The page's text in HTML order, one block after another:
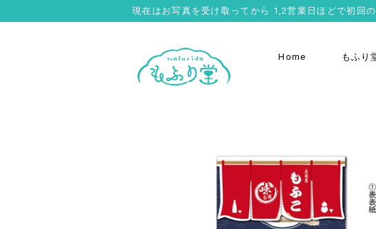
現在はお写真を受け取ってから 1,2営業日ほどで初回
Home もふり